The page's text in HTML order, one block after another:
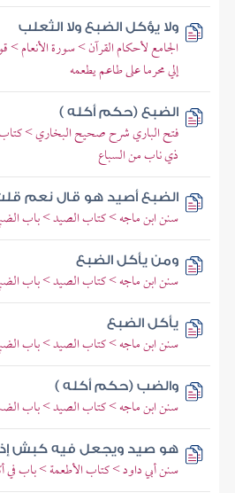
ولا يؤكل الضبع ولا الثعلب
الجامع لأحكام القرآن > سورة الأنعام >
إلي محرما على طاعم يطعمه
الضبع (حكم أكله )
فتح الباري شرح صحيح البخاري >
ذي ناب من السباع
الضبع أصيد هو قال نعم
سنن ابن ماجه > كتاب الصيد > باب
ومن يأكل الضبع
سنن ابن ماجه > كتاب الصيد > باب
يأكل الضبع
سنن ابن ماجه > كتاب الصيد > باب
والضب (حكم أكله )
سنن ابن ماجه > كتاب الصيد > باب
هو صيد ويجعل فيه كبش
سنن أبي داود > كتاب الأطعمة > باب في